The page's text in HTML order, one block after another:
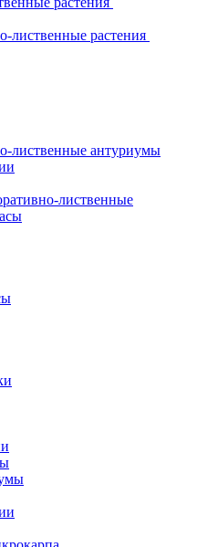
лиственные растения
лиственные антуриумы
лиственные